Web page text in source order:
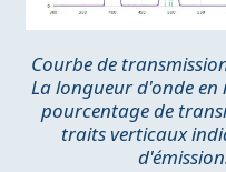
Courbe de
La longueur d'onde en
pourcentage de
traits verticaux